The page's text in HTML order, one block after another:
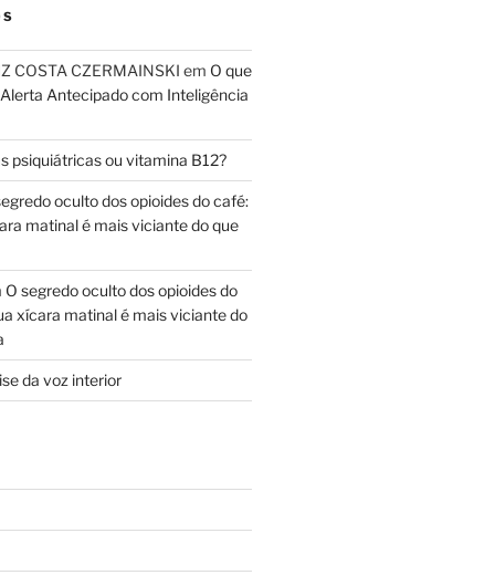
COSTA CZERMAINSKI em O que
Antecipado com Inteligência
psiquiátricas ou vitamina B12?
oculto dos opioides do café:
matinal é mais viciante do que
O segredo oculto dos opioides do
xícara matinal é mais viciante do
da voz interior